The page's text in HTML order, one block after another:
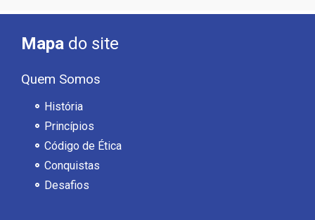
Mapa do site
Quem Somos
História
Princípios
Código de Ética
Conquistas
Desafios